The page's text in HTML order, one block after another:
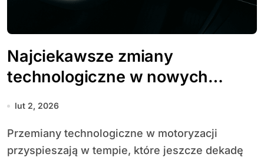
Najciekawsze zmiany
technologiczne w nowych
modelach
lut 2, 2026
Przemiany technologiczne w motoryzacji
przyspieszają w tempie, które jeszcze dekadę